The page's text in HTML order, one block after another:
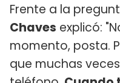
Frente a la
Chaves explicó:
momento, posta.
que muchas